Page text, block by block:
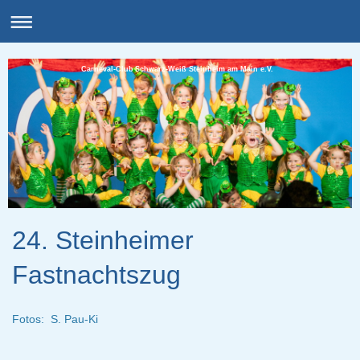
Carneval-Club Schwarz-Weiß Steinheim am Main e.V.
24. Steinheimer
Fastnachtszug
Fotos: S. Pau-Ki